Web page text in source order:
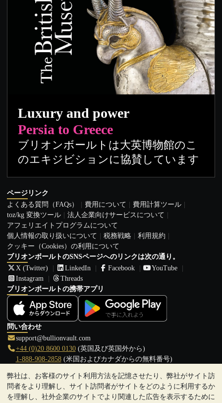
弊社は、お客様のサイト利用方法を記憶させたり、弊社がサイト訪
問者をより理解し、サイト訪問者がサイトをどのように利用するか
を理解し、社外企業のサイトでより関連した広告を表示するために
Luxury and power
Persia to Greece
ブリオンボールトは大英博物館のこ
のエキジビションに協賛しています
ページリンク
よくある質問（FAQs）
費用について
費用計算ツール
toz/kg 変換ツール
法人企業向けサービスについて
アフェリエイトプログラムについて
個人情報の取り扱いについて
税務戦略
利用規約
クッキー（Cookies）の利用について
ブリオンボールトのSNSページへのリンクは次の通り。
X (Twitter)
LinkedIn Facebook
YouTube
Instagram
Threads
ブリオンボールトの携帯アプリ
問い合わせ
support@bullionvault.com
+44 (0)20 8600 0130(英国及び英国外から)
1-888-908-2858(米国およびカナダからの無料番号)
クリックして通話を開始
営業時間: